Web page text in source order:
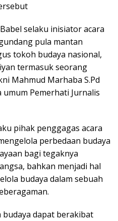
selaku inisiator acara
pula mantan
tokoh budaya nasional,
termasuk seorang
Mahmud Marhaba S.Pd
Pemerhati Jurnalis
pihak penggagas acara
perbedaan budaya
bagi tegaknya
bahkan menjadi hal
budaya dalam sebuah
dapat berakibat